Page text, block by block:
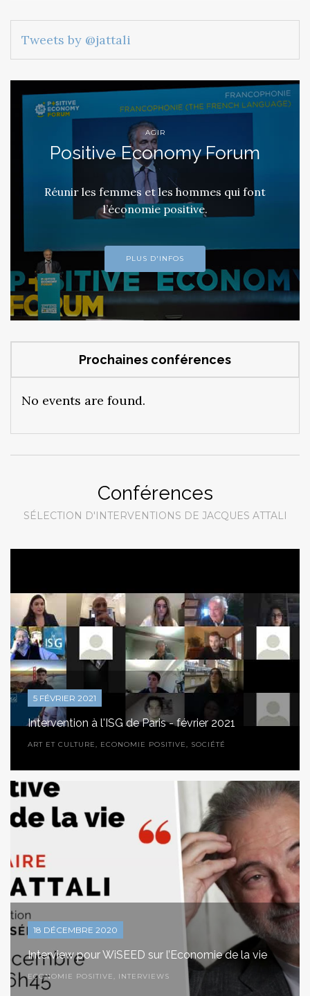
Tweets by @jattali
AGIR
Positive Economy Forum
Réunir les femmes et les hommes qui font
l’économie positive.
PLUS D'INFOS
Prochaines conférences
No events are found.
Conférences
SÉLECTION D'INTERVENTIONS DE JACQUES ATTALI
5 FÉVRIER 2021
Intervention à l'ISG de Paris - février 2021
ART ET CULTURE, ECONOMIE POSITIVE, SOCIÉTÉ
18 DÉCEMBRE 2020
Interview pour WiSEED sur l’Economie de la vie
ECONOMIE POSITIVE , INTERVIEWS